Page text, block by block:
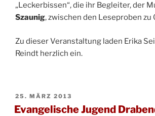
„Leckerbissen“, die ihr Begleiter, der
Szaunig, zwischen den Leseproben zu
Zu dieser Veranstaltung laden Erika
Reindt herzlich ein.
VERÖFFENTLICHT
AM
25. MÄRZ 2013
Evangelische Jugend